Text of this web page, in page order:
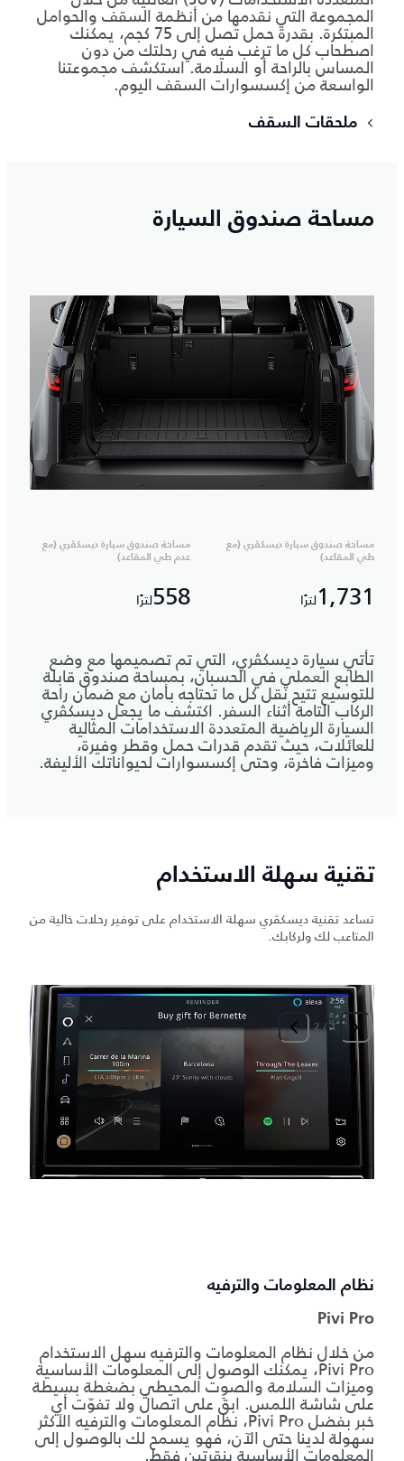
المجموعة التي نقدمها من أنظمة السقف والحوامل
المبتكرة. بقدرة حمل تصل إلى 75 كجم، يمكنك
اصطحاب كل ما ترغب فيه في رحلتك من دون
المساس بالراحة أو السلامة. استكشف مجموعتنا
الواسعة من إكسسوارات السقف اليوم.
ملحقات السقف
مساحة صندوق السيارة
مساحة صندوق سيارة ديسكڤري (مع
طي المقاعد)
1,731لترًا
مساحة صندوق سيارة ديسكڤري (مع
عدم طي المقاعد)
558لترًا
تأتي سيارة ديسكڤري، التي تم تصميمها مع وضع
الطابع العملي في الحسبان، بمساحة صندوق قابلة
للتوسيع تتيح نقل كل ما تحتاجه بأمان مع ضمان راحة
الركاب التامة أثناء السفر. اكتشف ما يجعل ديسكڤري
السيارة الرياضية المتعددة الاستخدامات المثالية
للعائلات، حيث تقدم قدرات حمل وقطر وفيرة،
وميزات فاخرة، وحتى إكسسوارات لحيواناتك الأليفة.
تقنية سهلة الاستخدام
تساعد تقنية ديسكڤري سهلة الاستخدام على توفير رحلات خالية من
المتاعب لك ولركابك.
1
/
2
نظام المعلومات والترفيه
Pivi Pro
من خلال نظام المعلومات والترفيه سهل الاستخدام
Pivi Pro، يمكنك الوصول إلى المعلومات الأساسية
وميزات السلامة والصوت المحيطي بضغطة بسيطة
على شاشة اللمس. ابقَ على اتصال ولا تفوّت أي
خبر بفضل Pivi Pro، نظام المعلومات والترفيه الأكثر
سهولة لدينا حتى الآن، فهو يسمح لك بالوصول إلى
المعلومات الأساسية بنقرتين فقط.